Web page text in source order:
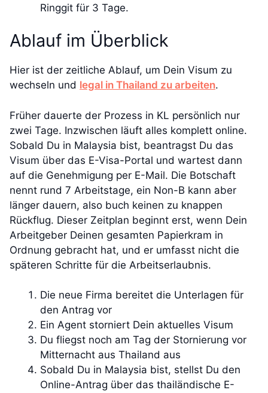
Ringgit für 3 Tage.
Ablauf im Überblick
Hier ist der zeitliche Ablauf, um Dein Visum zu
wechseln und legal in Thailand zu arbeiten.
Früher dauerte der Prozess in KL persönlich nur
zwei Tage. Inzwischen läuft alles komplett online.
Sobald Du in Malaysia bist, beantragst Du das
Visum über das E-Visa-Portal und wartest dann
auf die Genehmigung per E-Mail. Die Botschaft
nennt rund 7 Arbeitstage, ein Non-B kann aber
länger dauern, also buch keinen zu knappen
Rückflug. Dieser Zeitplan beginnt erst, wenn Dein
Arbeitgeber Deinen gesamten Papierkram in
Ordnung gebracht hat, und er umfasst nicht die
späteren Schritte für die Arbeitserlaubnis.
Die neue Firma bereitet die Unterlagen für
den Antrag vor
Ein Agent storniert Dein aktuelles Visum
Du fliegst noch am Tag der Stornierung vor
Mitternacht aus Thailand aus
Sobald Du in Malaysia bist, stellst Du den
Online-Antrag über das thailändische E-